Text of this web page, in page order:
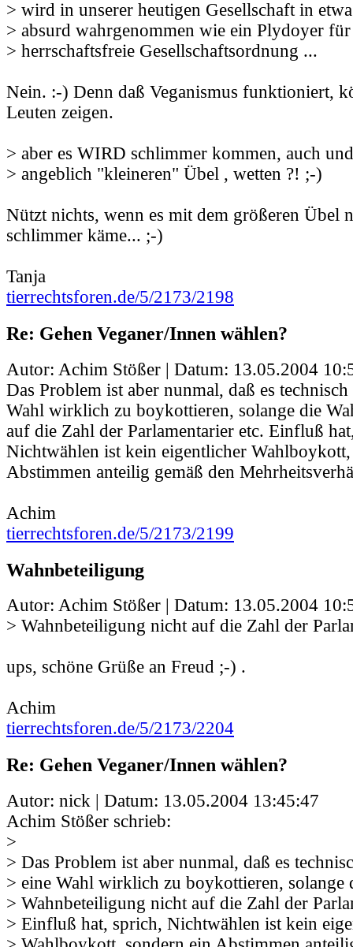
> wird in unserer heutigen Gesellschaft in
> absurd wahrgenommen wie ein Plydoyer für
> herrschaftsfreie Gesellschaftsordnung ...
Nein. :-) Denn daß Veganismus funktioniert,
Leuten zeigen.
> aber es WIRD schlimmer kommen, auch
> angeblich "kleineren" Übel , wetten ?! ;-)
Nützt nichts, wenn es mit dem größeren Übel
schlimmer käme... ;-)
Tanja
tierrechtsforen.de/5/2173/2198
Re: Gehen Veganer/Innen wählen?
Autor: Achim Stößer | Datum: 13.05.2004
Das Problem ist aber nunmal, daß es
Wahl wirklich zu boykottieren, solange die
auf die Zahl der Parlamentarier etc. Einfluß
Nichtwählen ist kein eigentlicher
Abstimmen anteilig gemäß den
Achim
tierrechtsforen.de/5/2173/2199
Wahnbeteiligung
Autor: Achim Stößer | Datum: 13.05.2004
> Wahnbeteiligung nicht auf die Zahl der
ups, schöne Grüße an Freud ;-) .
Achim
tierrechtsforen.de/5/2173/2204
Re: Gehen Veganer/Innen wählen?
Autor: nick | Datum: 13.05.2004 13:45:47
Achim Stößer schrieb:
>
> Das Problem ist aber nunmal, daß es
> eine Wahl wirklich zu boykottieren, solange
> Wahnbeteiligung nicht auf die Zahl der
> Einfluß hat, sprich, Nichtwählen ist kein